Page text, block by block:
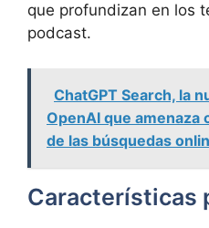
que profundizan en los
podcast.
ChatGPT Search, la
OpenAI que amenaza
de las búsquedas
Características